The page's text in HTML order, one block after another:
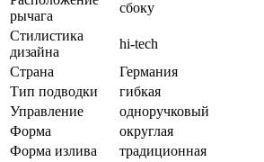
рычага
сбоку
Стилистика
дизайна
hi-tech
Страна
Германия
Тип подводки
гибкая
Управление
одноручковый
Форма
округлая
Форма излива
традиционная